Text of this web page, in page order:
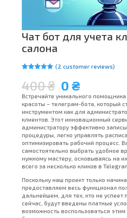
Чат бот для учета
салона
out of 5
based on
ratings
(2 customer reviews)
400₴ Original
price
was:
400 ₴.
0 ₴Current
price
is:
0 ₴.
Встречайте уникального
красоты – телеграм-бота, который
инструментом как для
клиентов. Этот инновационный
администратору эффективно
процедуры, легко управлять
оптимизировать рабочий процесс.
самостоятельно выбрать удобное
нужному мастеру, основываясь на
всего за несколько кликов в
Поскольку наш проект только
предоставляем весь функционал
дальнейшем, для тех, кто не успеет
сейчас, будут введены платные
возможность воспользоваться